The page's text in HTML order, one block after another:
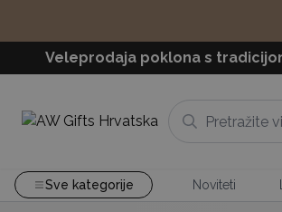
Veleprodaja poklona s
Sve kategorije Noviteti